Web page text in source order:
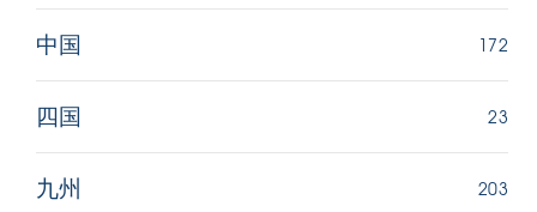
中国 172
四国 23
九州 203